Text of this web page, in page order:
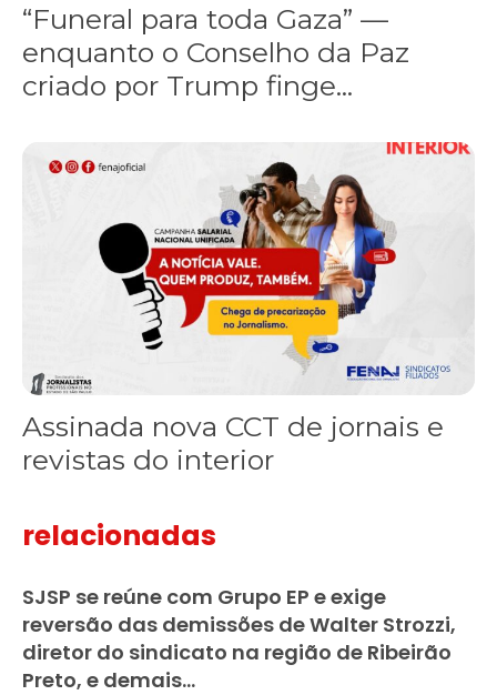
“Funeral para toda Gaza” —
enquanto o Conselho da Paz
criado por Trump finge...
Assinada nova CCT de jornais e revistas do interior
Assinada nova CCT de jornais e
revistas do interior
relacionadas
SJSP se reúne com Grupo EP e exige
reversão das demissões de Walter Strozzi,
diretor do sindicato na região de Ribeirão
Preto, e demais...